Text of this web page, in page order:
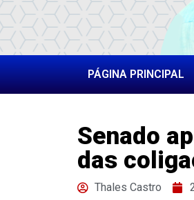
PÁGINA PRINCIPAL
Senado
das
Thales Castro